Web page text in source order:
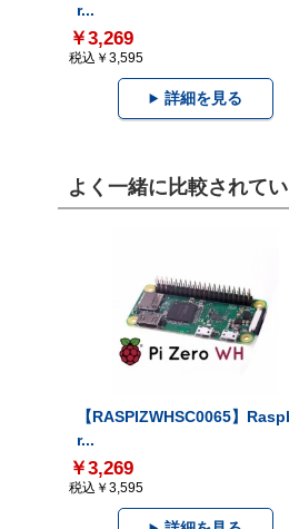
r...
￥3,269
税込￥3,595
詳細を見る
よく一緒に比較されて
【RASPIZWHSC0065】
r...
￥3,269
税込￥3,595